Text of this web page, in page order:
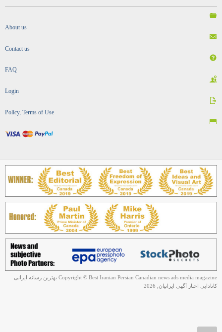
About us
Contact us
FAQ
Login
Policy, Terms of Use
Copyright © Best Iranian Persian Canadian news ads media magazine بهترین رسانه ایرانی
کانادایی اخبار آگهی ایرانیان, 2026